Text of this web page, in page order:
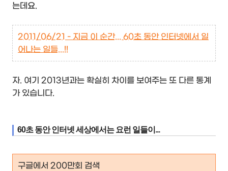
는데요.
2011/06/21 - 지금 이 순간... 60초 동안 인터넷에서 일
어나는 일들...!!
자. 여기 2013년과는 확실히 차이를 보여주는 또 다른 통계
가 있습니다.
60초 동안 인터넷 세상에서는 요런 일들이...
구글에서 200만회 검색